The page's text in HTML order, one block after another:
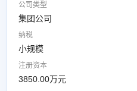
公司类型
集团公司
纳税
小规模
注册资本
3850.00万元